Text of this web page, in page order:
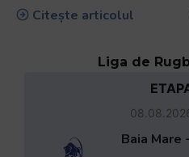
Citește articolul
Liga de
Baia Mare